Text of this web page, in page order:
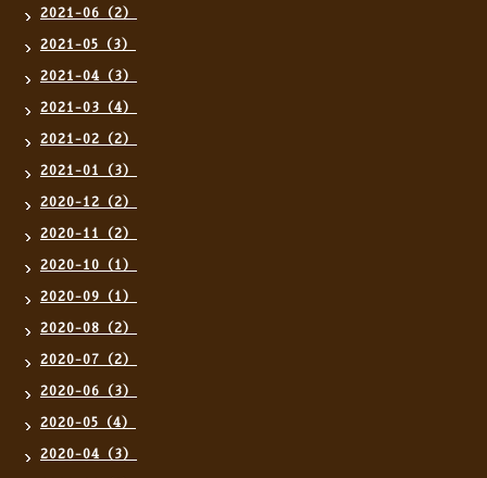
2021-06（2）
2021-05（3）
2021-04（3）
2021-03（4）
2021-02（2）
2021-01（3）
2020-12（2）
2020-11（2）
2020-10（1）
2020-09（1）
2020-08（2）
2020-07（2）
2020-06（3）
2020-05（4）
2020-04（3）